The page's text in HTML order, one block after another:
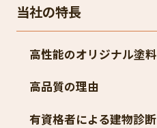
当社の特長
高性能のオリジナル塗料
高品質の理由
有資格者による建物診断